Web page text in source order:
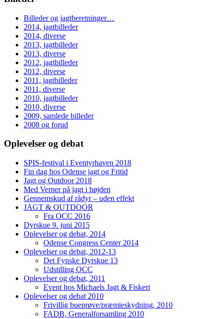
Billeder og jagtberetninger…
2014, jagtbilleder
2014, diverse
2013, jagtbilleder
2013, diverse
2012, jagtbilleder
2012, diverse
2011, jagtbilleder
2011, diverse
2010, jagtbilleder
2010, diverse
2009, samlede billeder
2008 og forud
Oplevelser og debat
SPIS-festival i Eventyrhaven 2018
Fin dag hos Odense jagt og Fritid
Jagt og Outdoor 2018
Med Verner på jagt i højden
Gennemskud af rådyr – uden effekt
JAGT & OUTDOOR
Fra OCC 2016
Dyrskue 9. juni 2015
Oplevelser og debat, 2014
Odense Congress Center 2014
Oplevelser og debat, 2012-13
Det Fynske Dyrskue 13
Udstilling OCC
Oplevelser og debat, 2011
Event hos Michaels Jagt & Fiskeri
Oplevelser og debat 2010
Frivillig bueprøve/præmieskydning, 2010
FADB, Generalforsamling 2010